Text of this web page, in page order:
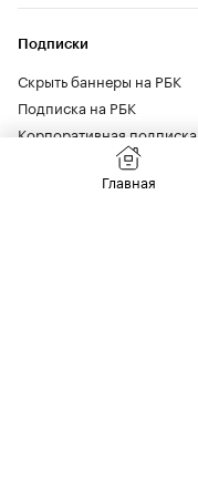
Подписки
Скрыть баннеры на РБК
Подписка на РБК
Корпоративная подписка
Главная